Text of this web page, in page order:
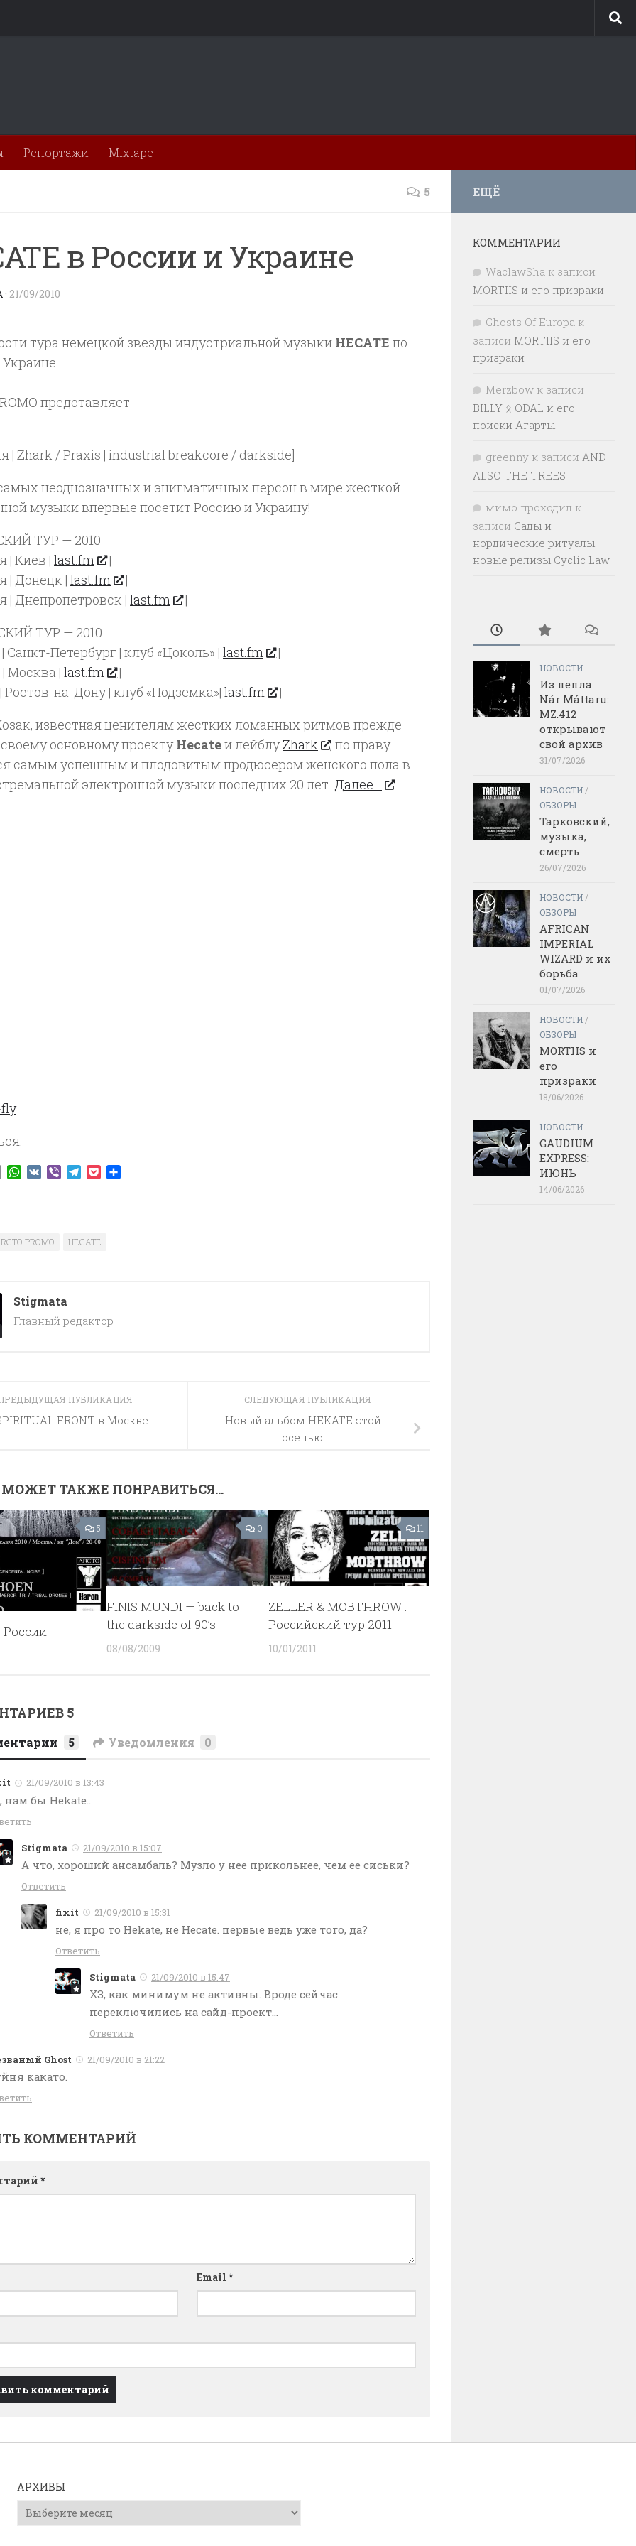
Репортажи Mixtape
5
в России и Украине
· 21/09/2010
тура немецкой звезды индустриальной музыки HECATE по
представляет
| Zhark / Praxis | industrial breakcore / darkside]
неоднозначных и энигматичных персон в мире жесткой
музыки впервые посетит Россию и Украину!
ТУР — 2010
| Киев | last.fm
|
| Донецк | last.fm
|
| Днепропетровск | last.fm
|
ТУР — 2010
Санкт-Петербург | клуб «Цоколь» | last.fm
|
Москва | last.fm
|
Ростов-на-Дону | клуб «Подземка»| last.fm
|
известная ценителям жестких ломанных ритмов прежде
основному проектуHecateи лейблуZhark
, по праву
самым успешным и плодовитым продюсером женского пола в
электронной музыки последних 20 лет. Далее…
EmailWhatsApp
VK ViberTelegram
Pocket
PROMO HECATE
Stigmata
Главный редактор
СЛЕДУЮЩАЯ ПУБЛИКАЦИЯ
Новый альбом HEKATE этой
осенью!
ПУБЛИКАЦИЯ
FRONT в Москве
ТАКЖЕ ПОНРАВИТЬСЯ...
5
России
0
FINIS MUNDI — back to
the darkside of 90’s
08/08/2009
11
ZELLER & MOBTHROW :
Российский тур 2011
10/01/2011
5
5 Уведомления 0
21/09/2010 в 13:43
нам бы Hekate..
Stigmata 21/09/2010 в 15:07
А что, хороший ансамбаль? Музло у нее прикольнее, чем ее сиськи?
Ответить
fixit 21/09/2010 в 15:31
не, я про то Hekate, не Hecate. первые ведь уже того, да?
Ответить
Stigmata 21/09/2010 в 15:47
ХЗ, как минимум не активны. Вроде сейчас
переключились на сайд-проект…
Ответить
Ghost 21/09/2010 в 21:22
какато.
КОММЕНТАРИЙ
*
Email *
ЕЩЁ
КОММЕНТАРИИ
WaclawSha к записи
MORTIIS и его призраки
Ghosts Of Europa к
записи MORTIIS и его
призраки
Merzbow к записи
BILLY ᛟ ODAL и его
поиски Агарты
greenny к записи AND
ALSO THE TREES
мимо проходил к
записи Сады и
нордические ритуалы:
новые релизы Cyclic Law
НОВОСТИ
Из пепла
Nár Máttaru:
MZ.412
открывают
свой архив
31/07/2026
НОВОСТИ /
ОБЗОРЫ
Тарковский,
музыка,
смерть
26/07/2026
НОВОСТИ /
ОБЗОРЫ
AFRICAN
IMPERIAL
WIZARD и их
борьба
01/07/2026
НОВОСТИ /
ОБЗОРЫ
MORTIIS и
его
призраки
18/06/2026
НОВОСТИ
GAUDIUM
EXPRESS:
ИЮНЬ
14/06/2026
АРХИВЫ
Архивы